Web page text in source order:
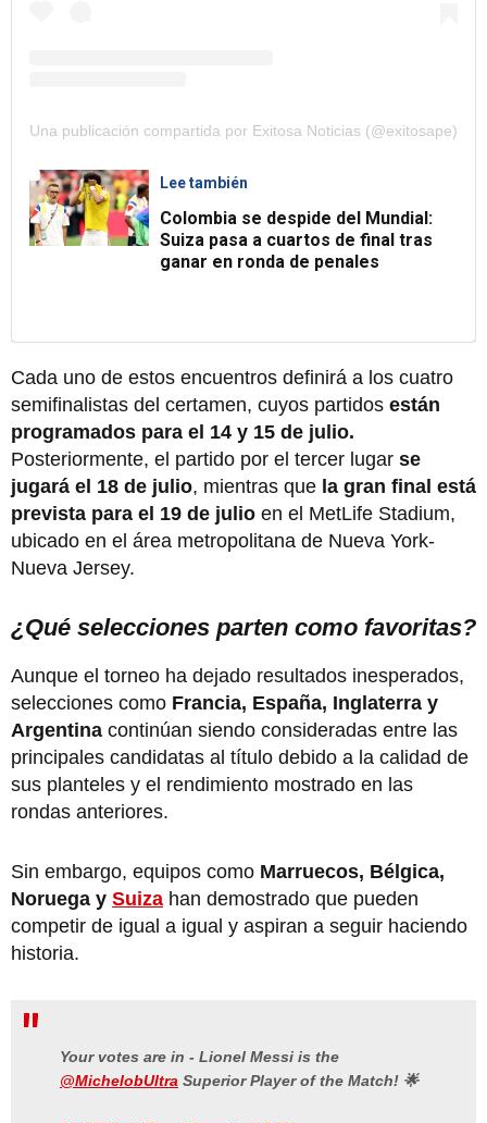
Una publicación compartida por Exitosa Noticias (@exitosape)
Lee también
Colombia se despide del Mundial:
Suiza pasa a cuartos de final tras
ganar en ronda de penales
Cada uno de estos encuentros definirá a los cuatro
semifinalistas del certamen, cuyos partidos están
programados para el 14 y 15 de julio.
Posteriormente, el partido por el tercer lugar se
jugará el 18 de julio, mientras que la gran final está
prevista para el 19 de julio en el MetLife Stadium,
ubicado en el área metropolitana de Nueva York-
Nueva Jersey.
¿Qué selecciones parten como favoritas?
Aunque el torneo ha dejado resultados inesperados,
selecciones como Francia, España, Inglaterra y
Argentina continúan siendo consideradas entre las
principales candidatas al título debido a la calidad de
sus planteles y el rendimiento mostrado en las
rondas anteriores.
Sin embargo, equipos como Marruecos, Bélgica,
Noruega y Suiza han demostrado que pueden
competir de igual a igual y aspiran a seguir haciendo
historia.
Your votes are in - Lionel Messi is the
@MichelobUltra Superior Player of the Match! 🌟